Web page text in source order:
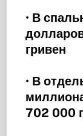
• В
гривен
• В
702 000